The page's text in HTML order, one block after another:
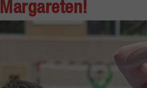
Margareten!